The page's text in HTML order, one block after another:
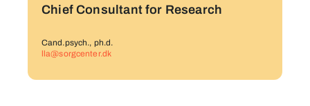
Chief Consultant for Research
Cand.psych., ph.d.
lla@sorgcenter.dk